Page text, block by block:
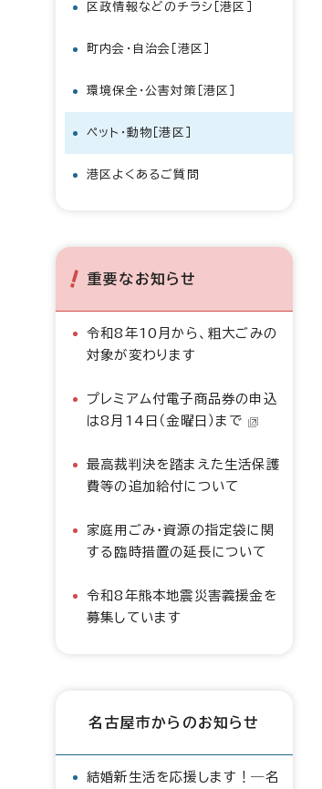
区政情報などのチラシ［港区］
町内会・自治会［港区］
環境保全・公害対策［港区］
ペット・動物［港区］
港区よくあるご質問
重要なお知らせ
令和8年10月から、粗大ごみの
対象が変わります
プレミアム付電子商品券の申込
は8月14日（金曜日）まで
最高裁判決を踏まえた生活保護
費等の追加給付について
家庭用ごみ・資源の指定袋に関
する臨時措置の延長について
令和8年熊本地震災害義援金を
募集しています
名古屋市からのお知らせ
結婚新生活を応援します！―名